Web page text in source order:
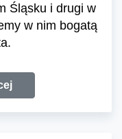
Śląsku i drugi w
w nim bogatą